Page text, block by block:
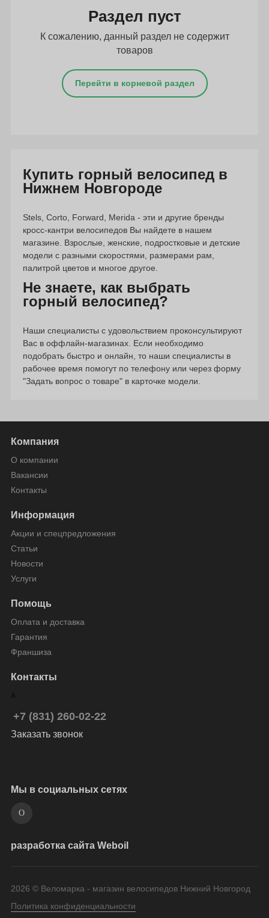
Раздел пуст
К сожалению, данный раздел не содержит
товаров
Перейти в корневой раздел
Купить горный велосипед в
Нижнем Новгороде
Stels, Corto, Forward, Merida - эти и другие бренды
кросс-кантри велосипедов Вы найдете в нашем
магазине. Взрослые, женские, подростковые и детские
модели с разными скоростями, размерами рам,
палитрой цветов и многое другое.
Не знаете, как выбрать
горный велосипед?
Наши специалисты с удовольствием проконсультируют
Вас в оффлайн-магазинах. Если необходимо
подобрать быстро и онлайн, то наши специалисты в
рабочее время помогут по телефону или через форму
"Задать вопрос о товаре" в карточке модели.
Компания
О компании
Вакансии
Контакты
Информация
Акции и спецпредложения
Статьи
Новости
Услуги
Помощь
Оплата и доставка
Гарантия
Франшиза
Контакты
+7 (831) 260-02-22
Заказать звонок
Мы в социальных сетях
разработка сайта Weboil
2026 © Веломарка - магазин велосипедов Нижний Новгород
Политика конфиденциальности